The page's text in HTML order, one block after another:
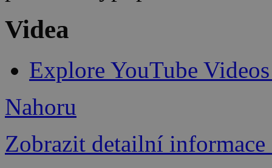
Videa
Explore YouTube
Nahoru
Zobrazit detailní informace